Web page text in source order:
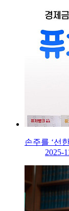
손주를 ‘선
2025-